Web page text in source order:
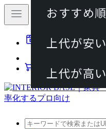
動画マニュアル
カート
おすすめ順
上代が安
上代が高